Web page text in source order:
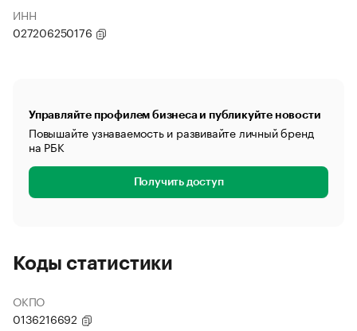
ИНН
027206250176
Управляйте профилем бизнеса и публикуйте новости
Повышайте узнаваемость и развивайте личный бренд
на РБК
Получить доступ
Коды статистики
ОКПО
0136216692